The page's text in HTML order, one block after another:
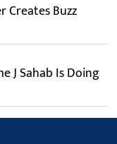
Creates Buzz
J Sahab Is Doing